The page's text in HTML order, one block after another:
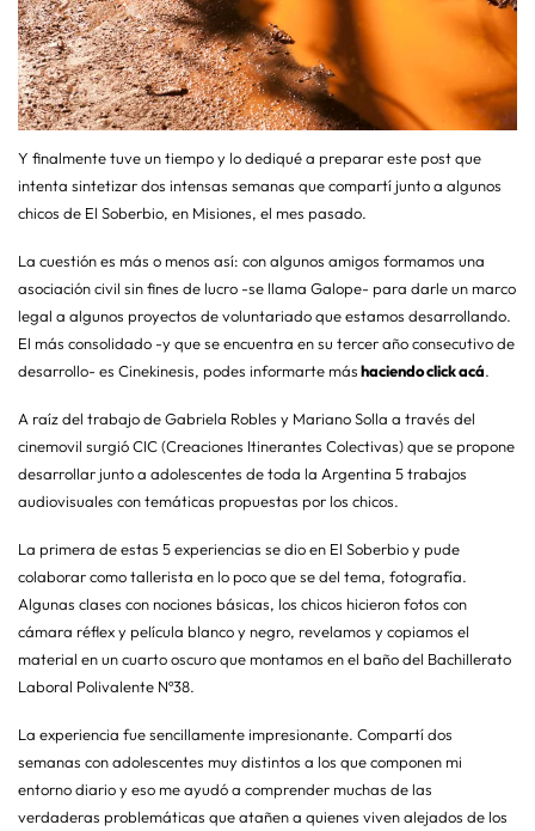
Y finalmente tuve un tiempo y lo dediqué a preparar este post que
intenta sintetizar dos intensas semanas que compartí junto a algunos
chicos de El Soberbio, en Misiones, el mes pasado.
La cuestión es más o menos así: con algunos amigos formamos una
asociación civil sin fines de lucro -se llama Galope- para darle un marco
legal a algunos proyectos de voluntariado que estamos desarrollando.
El más consolidado -y que se encuentra en su tercer año consecutivo de
desarrollo- es Cinekinesis, podes informarte máshaciendo click acá.
A raíz del trabajo de Gabriela Robles y Mariano Solla a través del
cinemovil surgió CIC (Creaciones Itinerantes Colectivas) que se propone
desarrollar junto a adolescentes de toda la Argentina 5 trabajos
audiovisuales con temáticas propuestas por los chicos.
La primera de estas 5 experiencias se dio en El Soberbio y pude
colaborar como tallerista en lo poco que se del tema, fotografía.
Algunas clases con nociones básicas, los chicos hicieron fotos con
cámara réflex y película blanco y negro, revelamos y copiamos el
material en un cuarto oscuro que montamos en el baño del Bachillerato
Laboral Polivalente Nº38.
La experiencia fue sencillamente impresionante. Compartí dos
semanas con adolescentes muy distintos a los que componen mi
entorno diario y eso me ayudó a comprender muchas de las
verdaderas problemáticas que atañen a quienes viven alejados de los